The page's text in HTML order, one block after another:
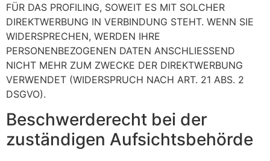
FÜR DAS PROFILING, SOWEIT ES MIT SOLCHER
DIREKTWERBUNG IN VERBINDUNG STEHT. WENN SIE
WIDERSPRECHEN, WERDEN IHRE
PERSONENBEZOGENEN DATEN ANSCHLIESSEND
NICHT MEHR ZUM ZWECKE DER DIREKTWERBUNG
VERWENDET (WIDERSPRUCH NACH ART. 21 ABS. 2
DSGVO).
Beschwerde­recht bei der
zuständigen Aufsichts­behörde